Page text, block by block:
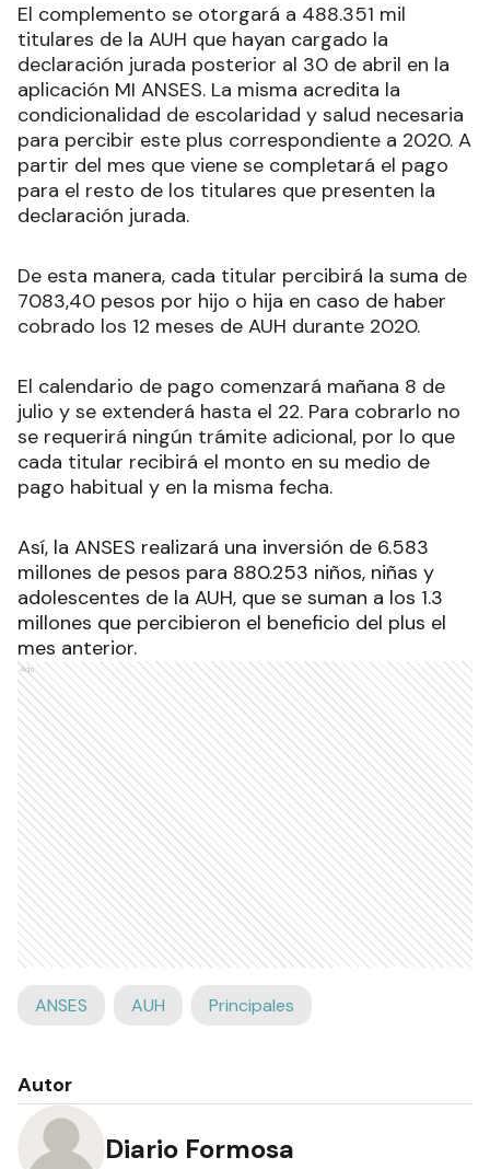
El complemento se otorgará a 488.351 mil
titulares de la AUH que hayan cargado la
declaración jurada posterior al 30 de abril en la
aplicación MI ANSES. La misma acredita la
condicionalidad de escolaridad y salud necesaria
para percibir este plus correspondiente a 2020. A
partir del mes que viene se completará el pago
para el resto de los titulares que presenten la
declaración jurada.
De esta manera, cada titular percibirá la suma de
7083,40 pesos por hijo o hija en caso de haber
cobrado los 12 meses de AUH durante 2020.
El calendario de pago comenzará mañana 8 de
julio y se extenderá hasta el 22. Para cobrarlo no
se requerirá ningún trámite adicional, por lo que
cada titular recibirá el monto en su medio de
pago habitual y en la misma fecha.
Así, la ANSES realizará una inversión de 6.583
millones de pesos para 880.253 niños, niñas y
adolescentes de la AUH, que se suman a los 1.3
millones que percibieron el beneficio del plus el
mes anterior.
Ads
ANSES AUH Principales
Autor
Diario Formosa